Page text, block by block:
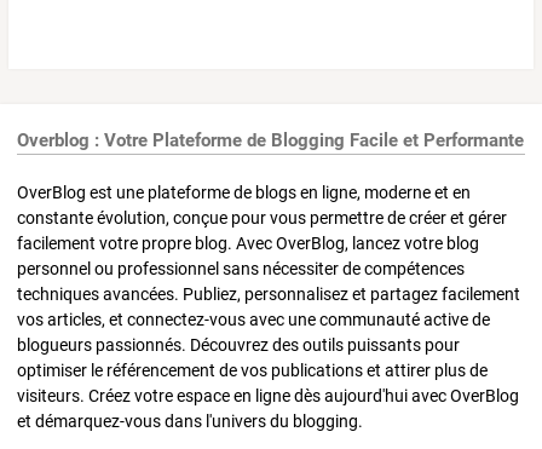
Overblog : Votre Plateforme de Blogging Facile et Performante
OverBlog est une plateforme de blogs en ligne, moderne et en
constante évolution, conçue pour vous permettre de créer et gérer
facilement votre propre blog. Avec OverBlog, lancez votre blog
personnel ou professionnel sans nécessiter de compétences
techniques avancées. Publiez, personnalisez et partagez facilement
vos articles, et connectez-vous avec une communauté active de
blogueurs passionnés. Découvrez des outils puissants pour
optimiser le référencement de vos publications et attirer plus de
visiteurs. Créez votre espace en ligne dès aujourd'hui avec OverBlog
et démarquez-vous dans l'univers du blogging.